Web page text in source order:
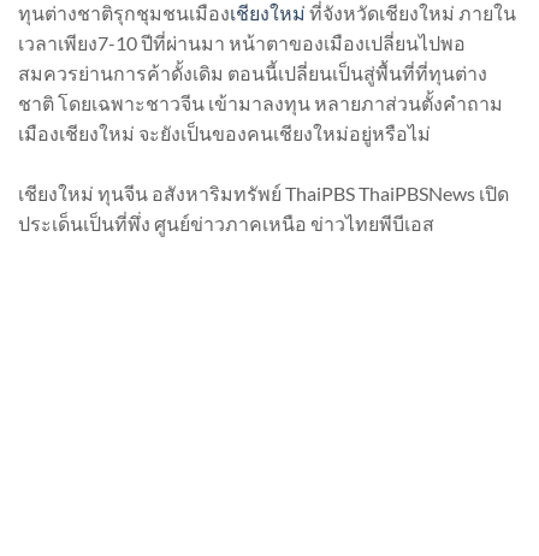
ทุนต่างชาติรุกชุมชนเมืองเชียงใหม่ ที่จังหวัดเชียงใหม่ ภายใน
เวลาเพียง7-10 ปีที่ผ่านมา หน้าตาของเมืองเปลี่ยนไปพอ
สมควรย่านการค้าดั้งเดิม ตอนนี้เปลี่ยนเป็นสู่พื้นที่ที่ทุนต่าง
ชาติ โดยเฉพาะชาวจีน เข้ามาลงทุน หลายภาส่วนตั้งคำถาม
เมืองเชียงใหม่ จะยังเป็นของคนเชียงใหม่อยู่หรือไม่
เชียงใหม่ ทุนจีน อสังหาริมทรัพย์ ThaiPBS ThaiPBSNews เปิด
ประเด็นเป็นที่พึ่ง ศูนย์ข่าวภาคเหนือ ข่าวไทยพีบีเอส